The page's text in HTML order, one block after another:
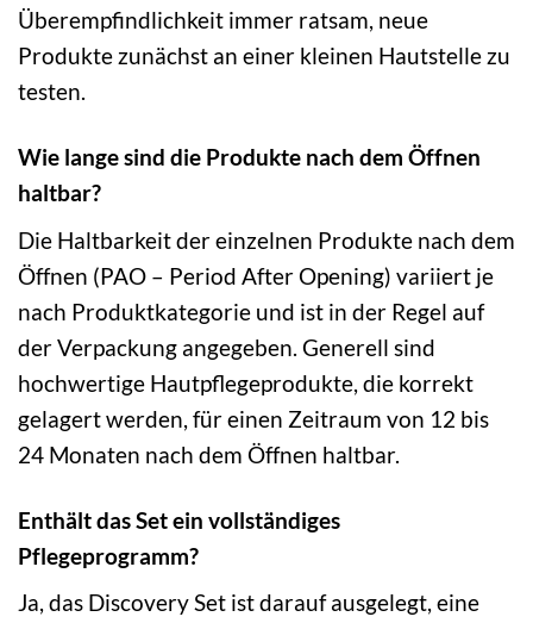
Überempfindlichkeit immer ratsam, neue
Produkte zunächst an einer kleinen Hautstelle zu
testen.
Wie lange sind die Produkte nach dem Öffnen
haltbar?
Die Haltbarkeit der einzelnen Produkte nach dem
Öffnen (PAO – Period After Opening) variiert je
nach Produktkategorie und ist in der Regel auf
der Verpackung angegeben. Generell sind
hochwertige Hautpflegeprodukte, die korrekt
gelagert werden, für einen Zeitraum von 12 bis
24 Monaten nach dem Öffnen haltbar.
Enthält das Set ein vollständiges
Pflegeprogramm?
Ja, das Discovery Set ist darauf ausgelegt, eine